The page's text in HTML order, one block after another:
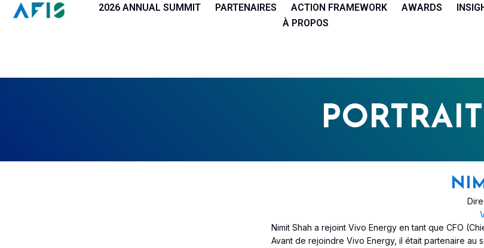
Panneau de gestion des cookies2026 ANNUAL SUMMIT PARTENAIRES ACTION FRAMEWORK AWARDS
À PROPOS
PORTRAIT
Nimit Shah a rejoint Vivo Energy en tant que CFO
Avant de rejoindre Vivo Energy, il était partenaire au